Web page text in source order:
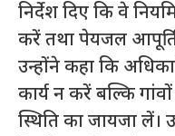
निर्देश दिए कि वे
करें तथा पेयजल आपूर्ति
उन्होंने कहा कि
कार्य न करें बल्कि
स्थिति का जायजा लें।